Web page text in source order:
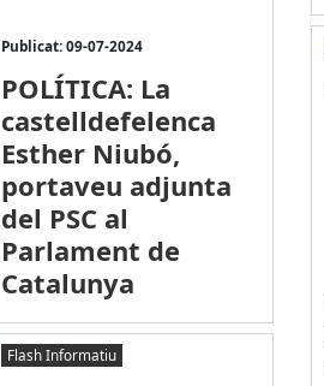
Publicat: 09-07-2024
POLÍTICA: La
castelldefelenca
Esther Niubó,
portaveu adjunta
del PSC al
Parlament de
Catalunya
Flash Informatiu